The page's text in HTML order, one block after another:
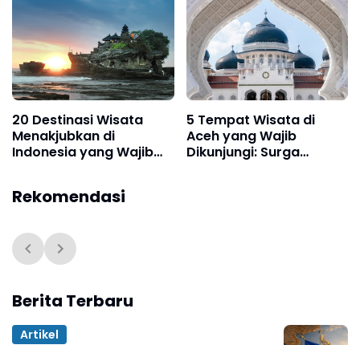
20 Destinasi Wisata
Menakjubkan di
Indonesia yang Wajib
5 Tempat Wisata di
Aceh yang Wajib
Dikunjungi: Surga
Rekomendasi
Berita Terbaru
Artikel